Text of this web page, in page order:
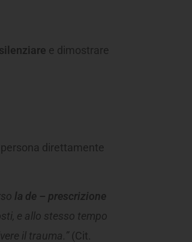
silenziare e dimostrare
direttamente
la de – prescrizione
e allo stesso tempo
il trauma.”(Cit.